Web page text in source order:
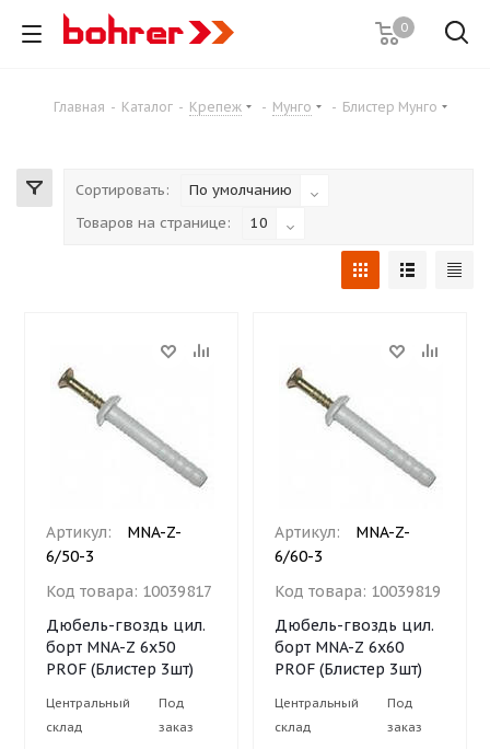
0
Главная - Каталог - Крепеж - Мунго - Блистер Мунго
Сортировать:
По умолчанию
Товаров на странице:
10
Артикул:
MNA-Z-
6/50-3
Код товара: 10039817
Дюбель-гвоздь цил.
борт MNA-Z 6х50
PROF (Блистер 3шт)
Центральный
склад
Под
заказ
Артикул:
MNA-Z-
6/60-3
Код товара: 10039819
Дюбель-гвоздь цил.
борт MNA-Z 6х60
PROF (Блистер 3шт)
Центральный
склад
Под
заказ